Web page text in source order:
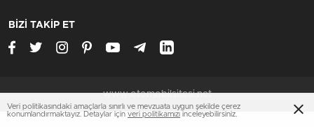
BİZİ TAKİP ET
www.otomobilsitesi.net
Veri politikasındaki amaçlarla sınırlı ve mevzuata uygun şekilde çerez
konumlandırmaktayız. Detaylar için veri politikamızı inceleyebilirsiniz.